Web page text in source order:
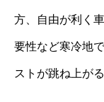
方、自由が利く
要性など寒冷地
ストが跳ね上が